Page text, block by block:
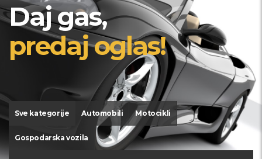
Daj gas,
predaj oglas!
Sve kategorije Automobili Motocikli
Gospodarska vozila